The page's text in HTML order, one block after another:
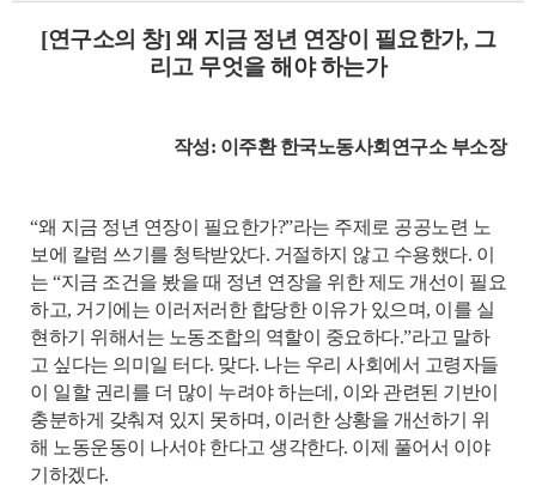
[연구소의 창] 왜 지금 정년 연장이 필요한가, 그
리고 무엇을 해야 하는가
작성: 이주환 한국노동사회연구소 부소장
“왜 지금 정년 연장이 필요한가?”라는 주제로 공공노련 노
보에 칼럼 쓰기를 청탁받았다. 거절하지 않고 수용했다. 이
는 “지금 조건을 봤을 때 정년 연장을 위한 제도 개선이 필요
하고, 거기에는 이러저러한 합당한 이유가 있으며, 이를 실
현하기 위해서는 노동조합의 역할이 중요하다.”라고 말하
고 싶다는 의미일 터다. 맞다. 나는 우리 사회에서 고령자들
이 일할 권리를 더 많이 누려야 하는데, 이와 관련된 기반이
충분하게 갖춰져 있지 못하며, 이러한 상황을 개선하기 위
해 노동운동이 나서야 한다고 생각한다. 이제 풀어서 이야
기하겠다.